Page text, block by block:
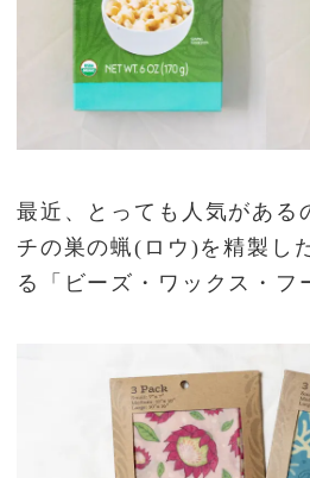
最近、とっても人気がある
チの巣の蝋(ロウ)を精製し
る「ビーズ・ワックス・フ